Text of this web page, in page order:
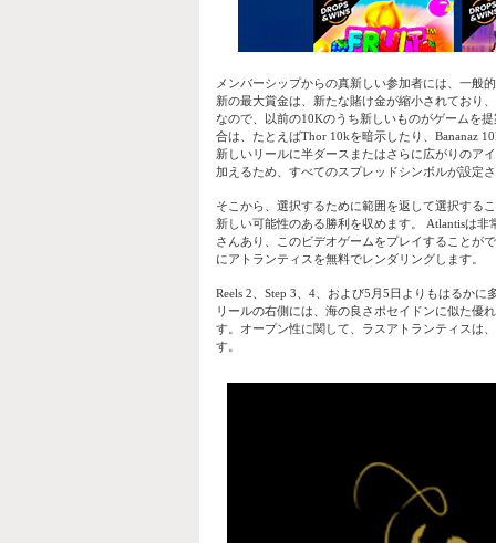
メンバーシップからの真新しい参加者には、一般
新の最大賞金は、新たな賭け金が縮小されており
なので、以前の10Kのうち新しいものがゲームを
合は、たとえばThor 10kを暗示したり、Bananaz
新しいリールに半ダースまたはさらに広がりのア
加えるため、すべてのスプレッドシンボルが設定
そこから、選択するために範囲を返して選択する
新しい可能性のある勝利を収めます。 Atlantisは
さんあり、このビデオゲームをプレイすることが
にアトランティスを無料でレンダリングします。
Reels 2、Step 3、4、および5月5日よりもはるか
リールの右側には、海の良さポセイドンに似た優
す。オープン性に関して、ラスアトランティスは
す。